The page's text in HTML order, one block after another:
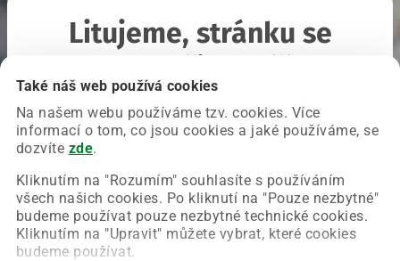
Také náš web používá cookies
Na našem webu používáme tzv. cookies. Více
informací o tom, co jsou cookies a jaké používáme, se
dozvíte zde.
Kliknutím na "Rozumím" souhlasíte s používáním
všech našich cookies. Po kliknutí na "Pouze nezbytné"
budeme používat pouze nezbytné technické cookies.
Kliknutím na "Upravit" můžete vybrat, které cookies
budeme používat.
Litujeme, stránku se
Chyba nastala na naší straně a už ji opravujeme.
Zkuste prosím znovu načíst požadovanou stránku.
Obnovit stránku Úvodní strana